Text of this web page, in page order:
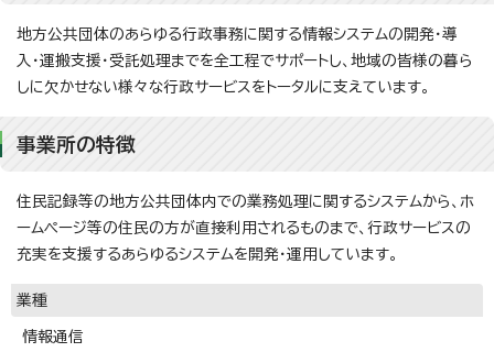
地方公共団体のあらゆる行政事務に関する情報システムの開発・導
入・運搬支援・受託処理までを全工程でサポートし、地域の皆様の暮ら
しに欠かせない様々な行政サービスをトータルに支えています。
事業所の特徴
住民記録等の地方公共団体内での業務処理に関するシステムから、ホ
ームページ等の住民の方が直接利用されるものまで、行政サービスの
充実を支援するあらゆるシステムを開発・運用しています。
業種
情報通信